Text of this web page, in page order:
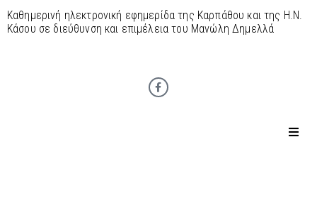
Καθημερινή ηλεκτρονική εφημερίδα της Καρπάθου και της Η.Ν.
Κάσου σε διεύθυνση και επιμέλεια του Μανώλη Δημελλά